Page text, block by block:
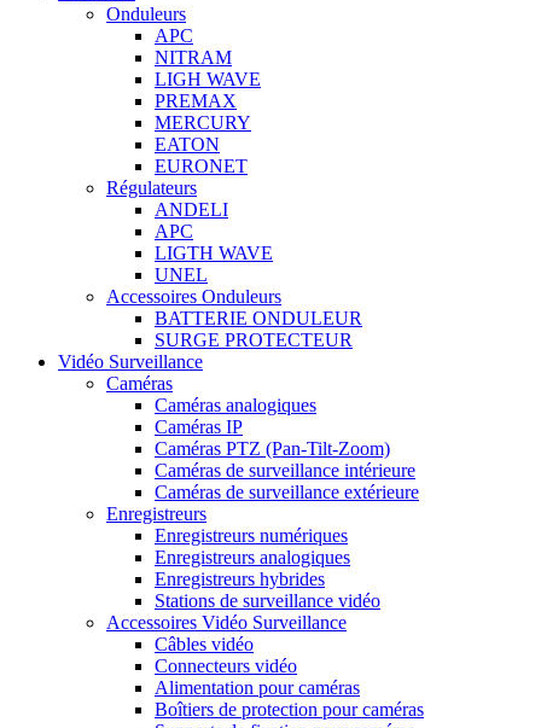
Onduleurs
APC
NITRAM
LIGH WAVE
PREMAX
MERCURY
EATON
EURONET
Régulateurs
ANDELI
APC
LIGTH WAVE
UNEL
Accessoires Onduleurs
BATTERIE ONDULEUR
SURGE PROTECTEUR
Vidéo Surveillance
Caméras
Caméras analogiques
Caméras IP
Caméras PTZ (Pan-Tilt-Zoom)
Caméras de surveillance intérieure
Caméras de surveillance extérieure
Enregistreurs
Enregistreurs numériques
Enregistreurs analogiques
Enregistreurs hybrides
Stations de surveillance vidéo
Accessoires Vidéo Surveillance
Câbles vidéo
Connecteurs vidéo
Alimentation pour caméras
Boîtiers de protection pour caméras